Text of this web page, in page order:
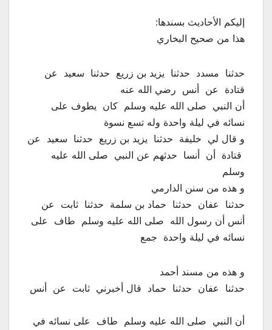
إليكم الأحاديث بسندها:
هذا من صحيح البخاري
‏حدثنا ‏ ‏مسدد ‏ ‏حدثنا ‏ ‏يزيد بن زريع ‏ ‏حدثنا ‏ ‏سعيد ‏ ‏عن ‏
‏قتادة ‏ ‏عن ‏ ‏أنس ‏ ‏رضي الله عنه ‏
‏أن النبي ‏ ‏صلى الله عليه وسلم ‏ ‏كان ‏‏ يطوف على
نسائه في ليلة واحدة وله تسع نسوة ‏
‏و قال لي ‏ ‏خليفة ‏ ‏حدثنا ‏ ‏يزيد بن زريع ‏ ‏حدثنا ‏ ‏سعيد ‏ ‏عن
‏ ‏قتادة ‏ ‏أن ‏ ‏أنسا ‏ ‏حدثهم عن النبي ‏ ‏صلى الله عليه
وسلم
و هذه من سنن الدارمي
‏حدثنا ‏ ‏عفان ‏ ‏حدثنا ‏ ‏حماد بن سلمة ‏ ‏حدثنا ‏ ‏ثابت ‏ ‏عن ‏
‏أنس ‏أن رسول الله ‏ ‏صلى الله عليه وسلم ‏‏ طاف ‏ ‏على
نسائه في ليلة واحدة ‏ ‏جمع
و هذه من مسند أحمد
‏حدثنا ‏ ‏عفان ‏ ‏حدثنا ‏ ‏حماد ‏ ‏قال أخبرني ‏ ‏ثابت ‏ ‏عن ‏ ‏أنس
‏أن النبي ‏ ‏صلى الله عليه وسلم ‏‏ طاف ‏ ‏على نسائه في